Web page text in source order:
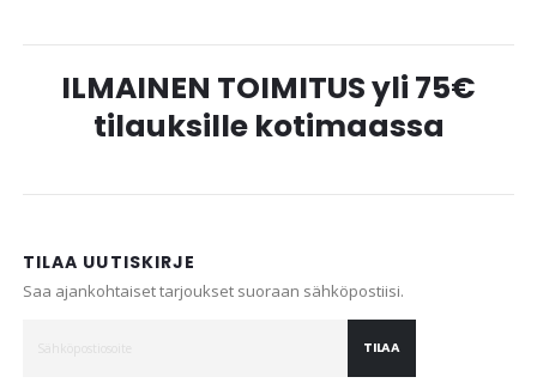
ILMAINEN TOIMITUS yli 75€
tilauksille kotimaassa
TILAA UUTISKIRJE
Saa ajankohtaiset tarjoukset suoraan sähköpostiisi.
TILAA